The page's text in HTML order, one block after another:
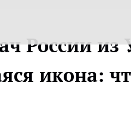
России из
икона: